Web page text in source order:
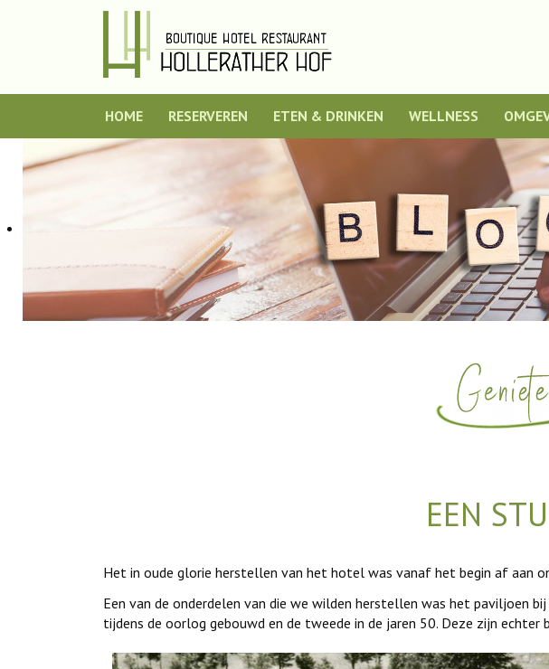
HOME RESERVEREN ETEN & DRINKEN WELLNESS
EEN
Het in oude glorie herstellen van het hotel was vanaf het begin af aan
Een van de onderdelen van die we wilden herstellen was het paviljoen
tijdens de oorlog gebouwd en de tweede in de jaren 50. Deze zijn echter